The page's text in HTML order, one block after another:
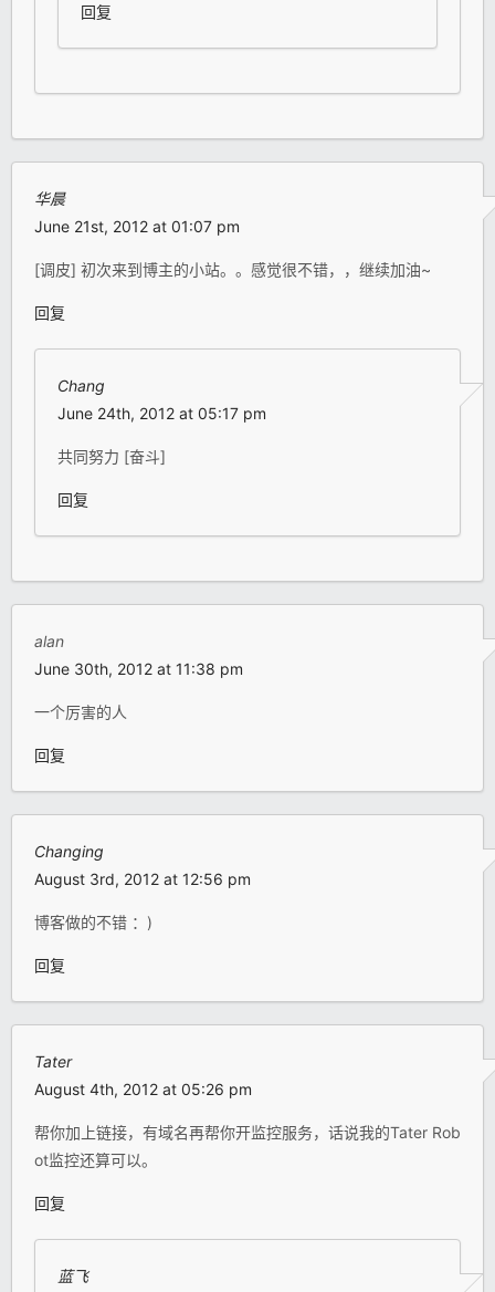
回复
华晨
June 21st, 2012 at 01:07 pm
[调皮] 初次来到博主的小站。。感觉很不错，，继续加油~
回复
Chang
June 24th, 2012 at 05:17 pm
共同努力 [奋斗]
回复
alan
June 30th, 2012 at 11:38 pm
一个厉害的人
回复
Changing
August 3rd, 2012 at 12:56 pm
博客做的不错 ：)
回复
Tater
August 4th, 2012 at 05:26 pm
帮你加上链接，有域名再帮你开监控服务，话说我的Tater Rob
ot监控还算可以。
回复
蓝飞